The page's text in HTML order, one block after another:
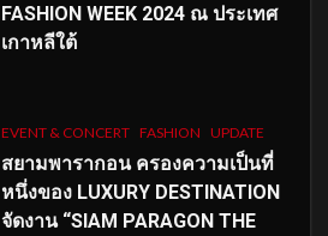
FASHION WEEK 2024 ณ ประเทศ
เกาหลีใต้
EVENT & CONCERT FASHION UPDATE
สยามพารากอน ครองความเป็นที่
หนึ่งของ LUXURY DESTINATION
จัดงาน “SIAM PARAGON THE